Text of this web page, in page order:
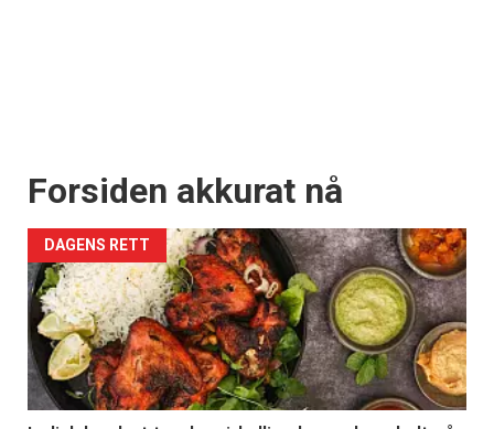
Forsiden akkurat nå
DAGENS RETT